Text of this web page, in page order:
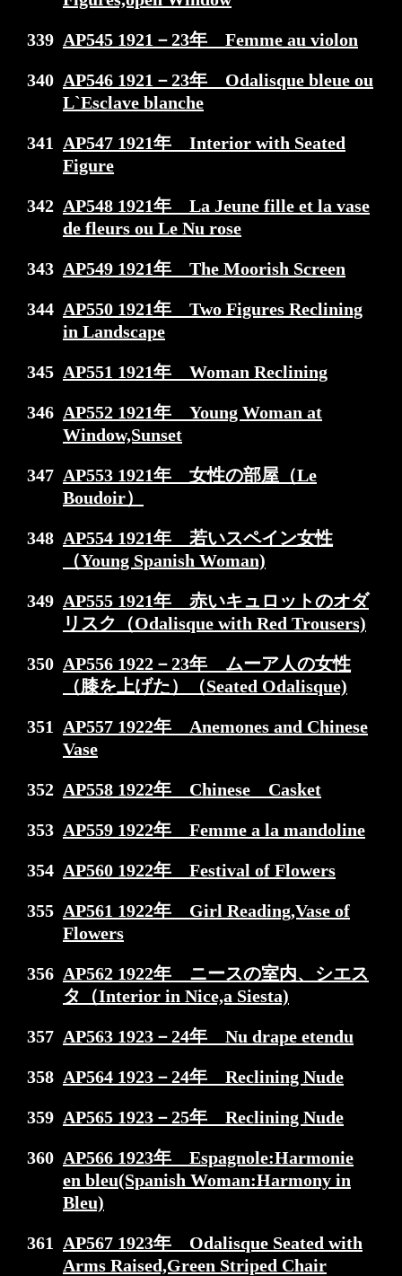
339 AP545 1921－23年 Femme au violon
340 AP546 1921－23年 Odalisque bleue ou
L`Esclave blanche
341
AP547 1921年 Interior with Seated
Figure
342 AP548 1921年 La Jeune fille et la vase
de fleurs ou Le Nu rose
343 AP549 1921年 The Moorish Screen
344 AP550 1921年 Two Figures Reclining
in Landscape
345 AP551 1921年 Woman Reclining
346 AP552 1921年 Young Woman at
Window,Sunset
347 AP553 1921年 女性の部屋（Le
Boudoir）
348 AP554 1921年 若いスペイン女性
（Young Spanish Woman)
349 AP555 1921年 赤いキュロットのオダ
リスク（Odalisque with Red Trousers)
350 AP556 1922－23年 ムーア人の女性
（膝を上げた）（Seated Odalisque)
351
AP557 1922年 Anemones and Chinese
Vase
352 AP558 1922年 Chinese Casket
353 AP559 1922年 Femme a la mandoline
354 AP560 1922年 Festival of Flowers
355 AP561 1922年 Girl Reading,Vase of
Flowers
356 AP562 1922年 ニースの室内、シエス
タ（Interior in Nice,a Siesta)
357 AP563 1923－24年 Nu drape etendu
358 AP564 1923－24年 Reclining Nude
359 AP565 1923－25年 Reclining Nude
360 AP566 1923年 Espagnole:Harmonie
en bleu(Spanish Woman:Harmony in
Bleu)
361
AP567 1923年 Odalisque Seated with
Arms Raised,Green Striped Chair